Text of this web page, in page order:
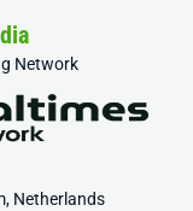
Network
Netherlands